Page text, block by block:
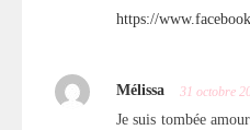
https://
Mélissa 31 octobre
Je suis tombée